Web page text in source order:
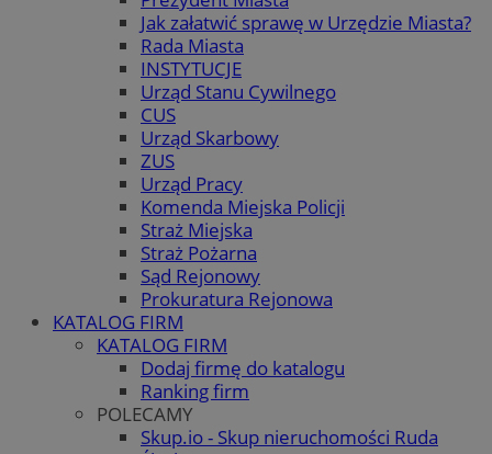
Jak załatwić sprawę w Urzędzie Miasta?
Rada Miasta
INSTYTUCJE
Urząd Stanu Cywilnego
CUS
Urząd Skarbowy
ZUS
Urząd Pracy
Komenda Miejska Policji
Straż Miejska
Straż Pożarna
Sąd Rejonowy
Prokuratura Rejonowa
KATALOG FIRM
KATALOG FIRM
Dodaj firmę do katalogu
Ranking firm
POLECAMY
Skup.io - Skup nieruchomości Ruda